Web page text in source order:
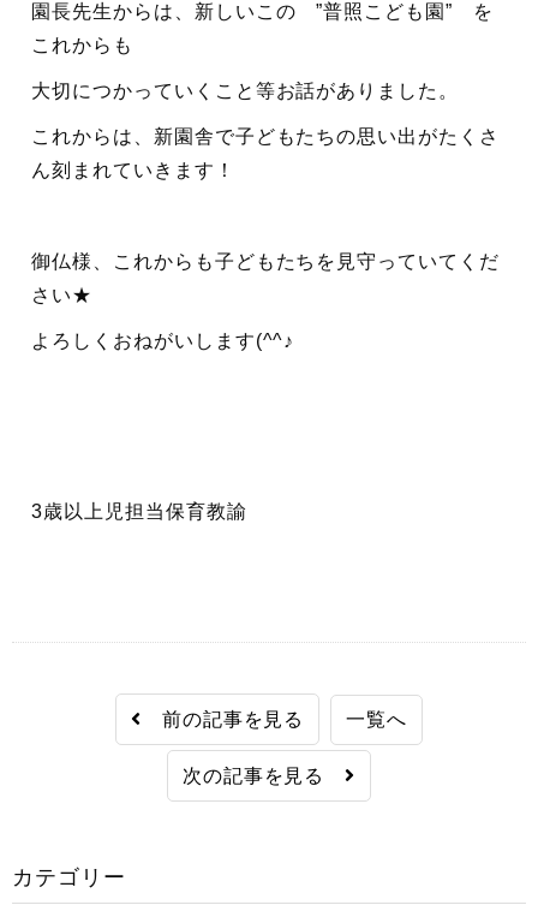
園長先生からは、新しいこの ”普照こども園” を
これからも
大切につかっていくこと等お話がありました。
これからは、新園舎で子どもたちの思い出がたくさ
ん刻まれていきます！
御仏様、これからも子どもたちを見守っていてくだ
さい★
よろしくおねがいします(^^♪
3歳以上児担当保育教諭
前の記事を見る 一覧へ
次の記事を見る
カテゴリー